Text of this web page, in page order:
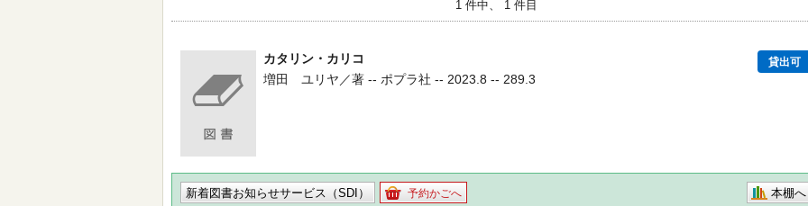
1 件中、 1 件目
カタリン・カリコ 貸出可
増田 ユリヤ／著 -- ポプラ社 -- 2023.8 -- 289.3
新着図書お知らせサービス（SDI） 予約かごへ 本棚へ